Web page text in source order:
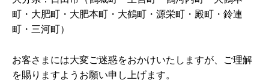
町・大肥町・大肥本町・大鶴町・源栄町・殿町・鈴連
町・三河町）
お客さまには大変ご迷惑をおかけいたしますが、ご理解
を賜りますようお願い申し上げます。